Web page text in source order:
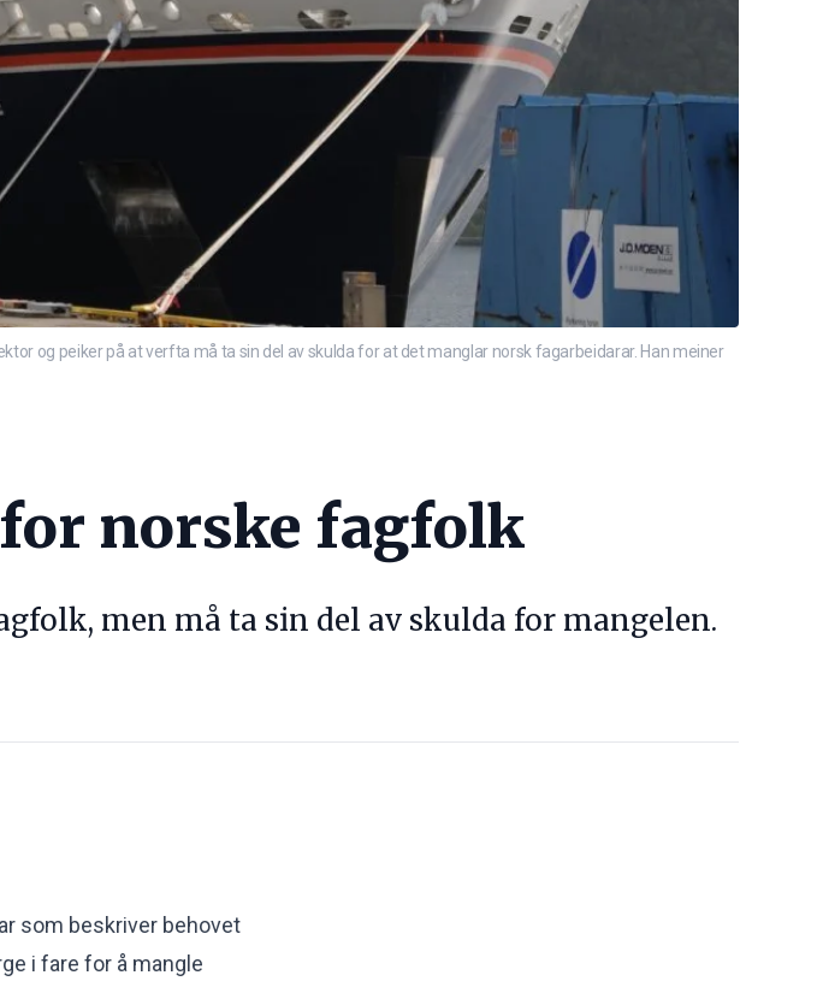
og peiker på at verfta må ta sin del av skulda for at det manglar norsk fagarbeidarar. Han meiner
norske fagfolk
men må ta sin del av skulda for mangelen.
som beskriver behovet
i fare for å mangle